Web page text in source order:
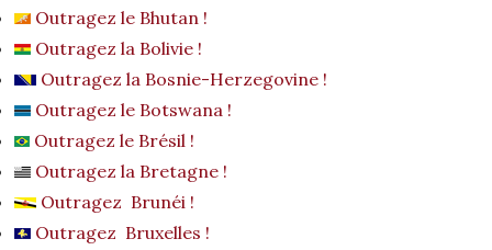
Outragez le Bhutan !
Outragez la Bolivie !
Outragez la Bosnie-Herzegovine !
Outragez le Botswana !
Outragez le Brésil !
Outragez la Bretagne !
Outragez Brunéi !
Outragez Bruxelles !